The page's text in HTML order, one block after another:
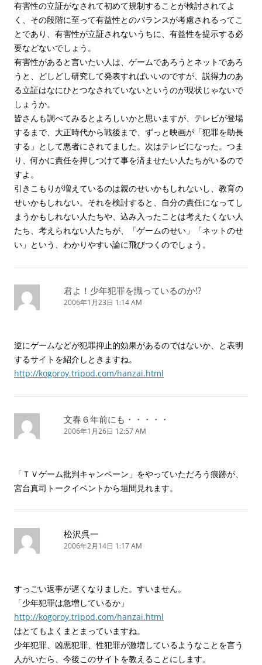
有害性の立証がなされて初めて規制することが検討されてよ
く、その段階に至って有益性とのバランスが考慮されるってこ
とであり、有害性が立証されないうちに、有益性を提示する必
要などないでしょう。
有害性があると言いたい人は、ゲームであろうとネットであろ
うと、どしどし研究して発表すればいいのですが、説得力のあ
る立証はなにひとつなされていないというのが現状じゃないで
しょうか。
皆さんも調べてみるとよろしいかと思いますが、テレビが登場
するまで、大正時代から戦後まで、ずっと映画が「犯罪を助長
する」として悪者にされてました。次はテレビになった。つま
り、何かに責任を押しつけて事を済ませたい人たちがいるので
すよ。
引きこもりが増えているのは親のせいかもしれないし、教育の
せいかもしれない。それを検討すると、自分の責任になってし
まうかもしれない人たちや、込み入ったことは考えたくない人
たち、考えられない人たちが、「ゲームのせい」「ネットのせ
い」という、わかりやすい論に飛びつくのでしょう。
君よ！少年犯罪を識っているのか!?
2006年1月23日 1:14 AM
逆にゲームなどが犯罪抑止的効果があるのではないか、と表明
するサイトを紹介しときますね。
http://kogoroy.tripod.com/hanzai.html
文春６年前にも・・・・・
2006年1月26日 12:57 AM
「ＴＶゲーム批判キャンペーン」をやっていただろう痕跡が、
宮台真司トークイベントから垣間見れます。
松沢呉一
2006年2月14日 1:17 AM
すっごい返事が遅くなりました。すいません。
「少年犯罪は急増しているか」
http://kogoroy.tripod.com/hanzai.html
はとてもよくまとまっていますね。
少年犯罪、凶悪犯罪、性犯罪が激増しているようなことを言う
人がいたら、今後このサイトを教えることにします。